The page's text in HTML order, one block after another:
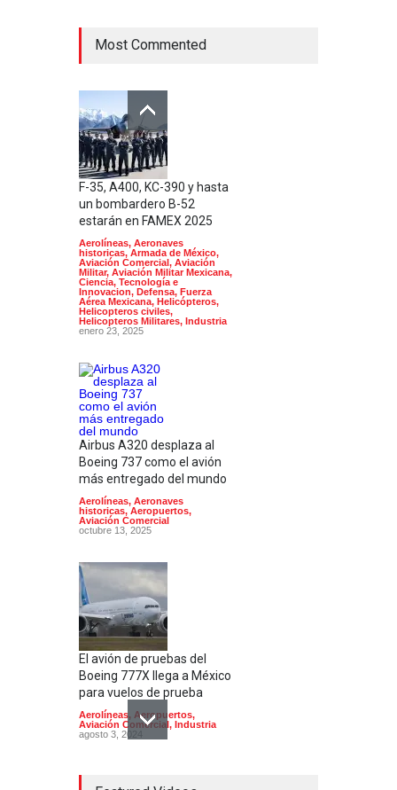
Most Commented
F-35, A400, KC-390 y hasta
un bombardero B-52
estarán en FAMEX 2025
Aerolíneas, Aeronaves
historicas, Armada de México,
Aviación Comercial, Aviación
Militar, Aviación Militar Mexicana,
Ciencia, Tecnología e
Innovacion, Defensa, Fuerza
Aérea Mexicana, Helicópteros,
Helicopteros civiles,
Helicopteros Militares, Industria
enero 23, 2025
Airbus A320 desplaza al
Boeing 737 como el avión
más entregado del mundo
Aerolíneas, Aeronaves
historicas, Aeropuertos,
Aviación Comercial
octubre 13, 2025
El avión de pruebas del
Boeing 777X llega a México
para vuelos de prueba
Aerolíneas, Aeropuertos,
Aviación Comercial, Industria
agosto 3, 2024